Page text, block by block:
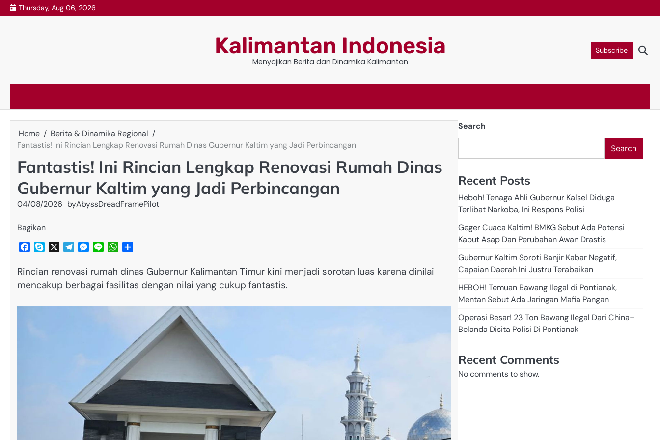
Skip
to
Thursday, Aug 06, 2026
Kalimantan Indonesia
Menyajikan Berita dan Dinamika Kalimantan
Subscribe
Home
Berita & Dinamika Regional
Fantastis! Ini Rincian Lengkap Renovasi Rumah Dinas Gubernur Kaltim yang Jadi Perbincangan
Fantastis! Ini Rincian Lengkap Renovasi Rumah Dinas
Gubernur Kaltim yang Jadi Perbincangan
04/08/2026 byAbyssDreadFramePilot
Bagikan
Facebook
Skype TelegramMessenger
Line WhatsApp
Rincian renovasi rumah dinas Gubernur Kalimantan Timur kini menjadi sorotan luas karena dinilai
mencakup berbagai fasilitas dengan nilai yang cukup fantastis.
Search
Search
Recent Posts
Heboh! Tenaga Ahli Gubernur Kalsel Diduga
Terlibat Narkoba, Ini Respons Polisi
Geger Cuaca Kaltim! BMKG Sebut Ada Potensi
Kabut Asap Dan Perubahan Awan Drastis
Gubernur Kaltim Soroti Banjir Kabar Negatif,
Capaian Daerah Ini Justru Terabaikan
HEBOH! Temuan Bawang Ilegal di Pontianak,
Mentan Sebut Ada Jaringan Mafia Pangan
Operasi Besar! 23 Ton Bawang Ilegal Dari China–
Belanda Disita Polisi Di Pontianak
Recent Comments
No comments to show.